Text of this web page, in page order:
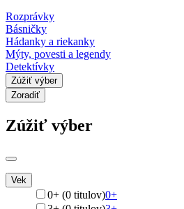
Rozprávky
Básničky
Hádanky a riekanky
Mýty, povesti a legendy
Detektívky
Zúžiť výber
Zoradiť
Zúžiť výber
Vek
0+ (0 titulov)0+